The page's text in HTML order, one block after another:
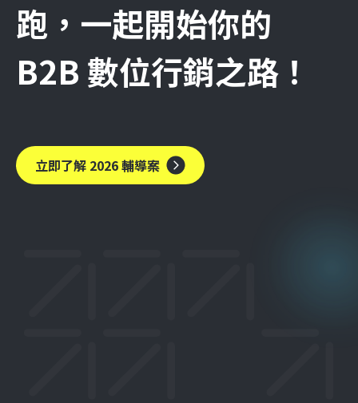
跑，一起開始你的
B2B 數位行銷之路！
立即了解 2026 輔導案